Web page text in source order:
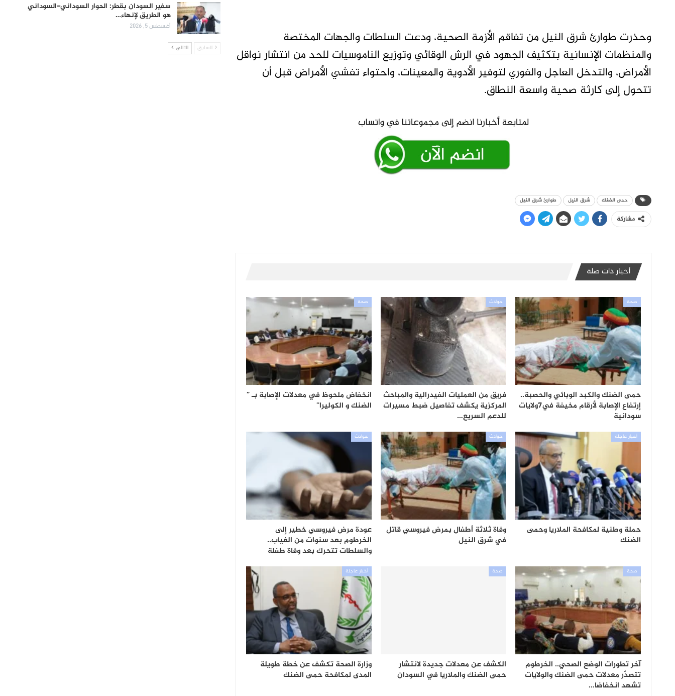
وحذرت طوارئ شرق النيل من تفاقم الأزمة الصحية، ودعت السلطات والجهات المختصة
والمنظمات الإنسانية بتكثيف الجهود في الرش الوقائي وتوزيع الناموسيات للحد من انتشار نواقل
الأمراض، والتدخل العاجل والفوري لتوفير الأدوية والمعينات، واحتواء تفشي الأمراض قبل أن
تتحول إلى كارثة صحية واسعة النطاق.
حمى الضنك شرق النيل طوارئ شرق النيل
مشاركة
أخبار ذات صلة
صحة
حمى الضنك والكبد الوبائي والحصبة..
إرتفاع الإصابة لأرقام مخيفة في7ولايات
سودانية
حوادث
فريق من العمليات الفيدرالية والمباحث
المركزية يكشف تفاصيل ضبط مسيرات
للدعم السريع…
صحة
انخفاض ملحوظ في معدلات الإصابة بـ ”
الضنك و الكوليرا”
أخبار عاجلة
حملة وطنية لمكافحة الملاريا وحمى
الضنك
حوادث
وفاة ثلاثة أطفال بمرض فيروسي قاتل
في شرق النيل
حوادث
عودة مرض فيروسي خطير إلى
الخرطوم بعد سنوات من الغياب..
والسلطات تتحرك بعد وفاة طفلة
صحة
آخر تطورات الوضع الصحي.. الخرطوم
تتصدّر معدلات حمى الضنك والولايات
تشهد انخفاضا…
صحة
الكشف عن معدلات جديدة لانتشار
حمى الضنك والملاريا في السودان
أخبار عاجلة
وزارة الصحة تكشف عن خطة طويلة
المدى لمكافحة حمى الضنك
سفير السودان بقطر: الحوار السوداني–السوداني
هو الطريق لإنهاء…
أغسطس 5, 2026
السابق التالي